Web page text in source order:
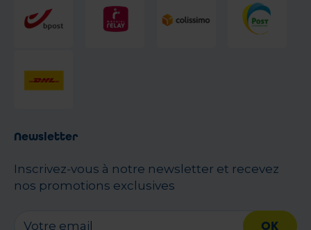
Newsletter
Inscrivez-vous à notre newsletter et recevez
nos promotions exclusives
OK